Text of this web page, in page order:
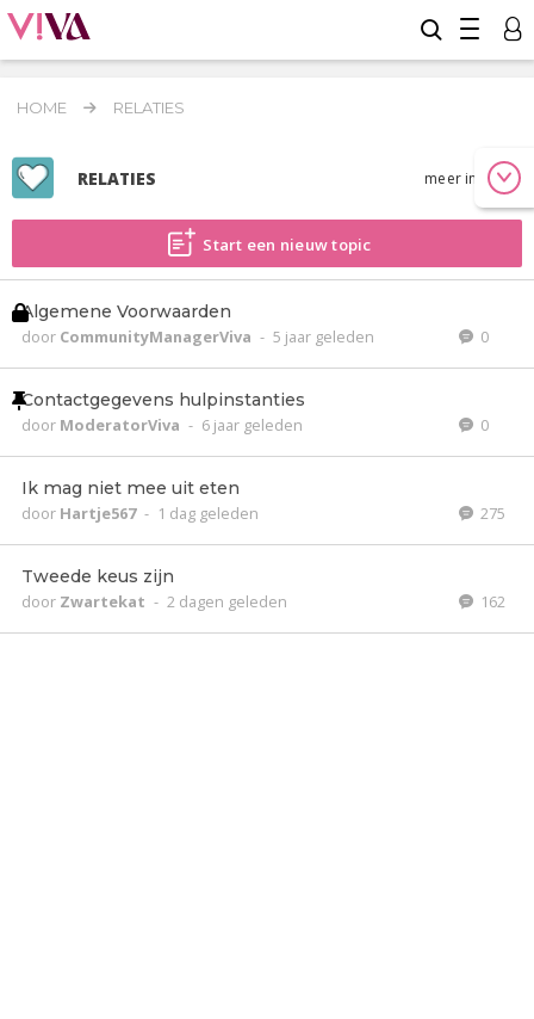
HOME RELATIES
RELATIES meer info
Start een nieuw topic
Algemene Voorwaarden
door CommunityManagerViva - 5 jaar geleden 0
Contactgegevens hulpinstanties
door ModeratorViva - 6 jaar geleden 0
Ik mag niet mee uit eten
door Hartje567 - 1 dag geleden 275
Tweede keus zijn
door Zwartekat - 2 dagen geleden 162